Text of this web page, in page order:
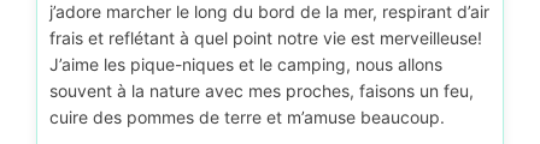
j’adore marcher le long du bord de la mer, respirant d’air
frais et reflétant à quel point notre vie est merveilleuse!
J’aime les pique-niques et le camping, nous allons
souvent à la nature avec mes proches, faisons un feu,
cuire des pommes de terre et m’amuse beaucoup.